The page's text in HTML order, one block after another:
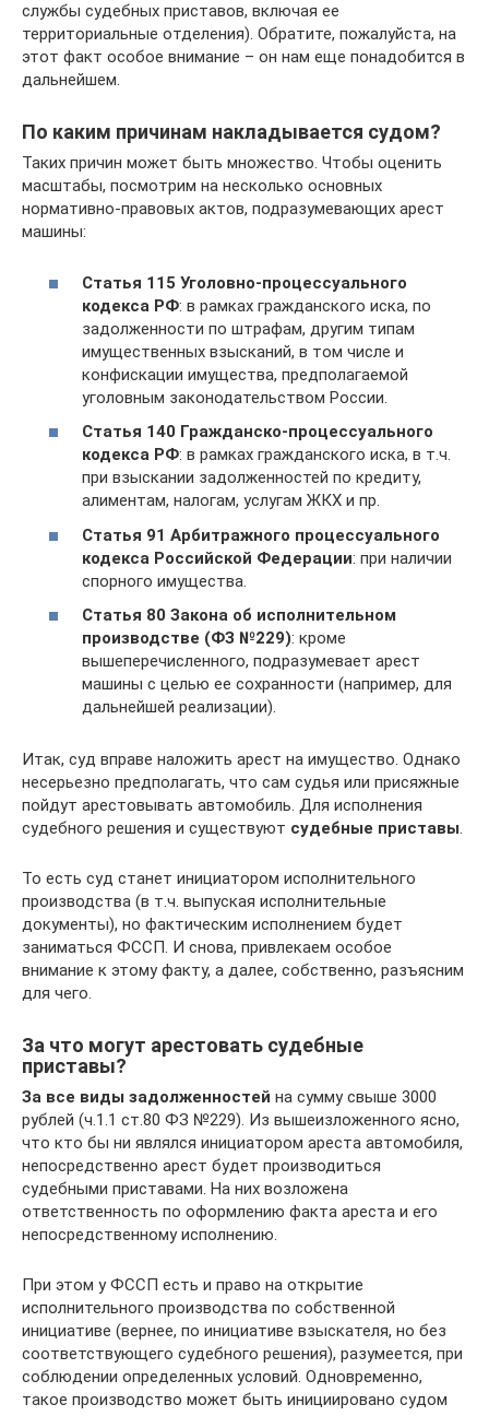
службы судебных приставов, включая ее
территориальные отделения). Обратите, пожалуйста, на
этот факт особое внимание – он нам еще понадобится в
дальнейшем.
По каким причинам накладывается судом?
Таких причин может быть множество. Чтобы оценить
масштабы, посмотрим на несколько основных
нормативно-правовых актов, подразумевающих арест
машины:
Статья 115 Уголовно-процессуального
кодекса РФ: в рамках гражданского иска, по
задолженности по штрафам, другим типам
имущественных взысканий, в том числе и
конфискации имущества, предполагаемой
уголовным законодательством России.
Статья 140 Гражданско-процессуального
кодекса РФ: в рамках гражданского иска, в т.ч.
при взыскании задолженностей по кредиту,
алиментам, налогам, услугам ЖКХ и пр.
Статья 91 Арбитражного процессуального
кодекса Российской Федерации: при наличии
спорного имущества.
Статья 80 Закона об исполнительном
производстве (ФЗ №229): кроме
вышеперечисленного, подразумевает арест
машины с целью ее сохранности (например, для
дальнейшей реализации).
Итак, суд вправе наложить арест на имущество. Однако
несерьезно предполагать, что сам судья или присяжные
пойдут арестовывать автомобиль. Для исполнения
судебного решения и существуют судебные приставы.
То есть суд станет инициатором исполнительного
производства (в т.ч. выпуская исполнительные
документы), но фактическим исполнением будет
заниматься ФССП. И снова, привлекаем особое
внимание к этому факту, а далее, собственно, разъясним
для чего.
За что могут арестовать судебные
приставы?
За все виды задолженностей на сумму свыше 3000
рублей (ч.1.1 ст.80 ФЗ №229). Из вышеизложенного ясно,
что кто бы ни являлся инициатором ареста автомобиля,
непосредственно арест будет производиться
судебными приставами. На них возложена
ответственность по оформлению факта ареста и его
непосредственному исполнению.
При этом у ФССП есть и право на открытие
исполнительного производства по собственной
инициативе (вернее, по инициативе взыскателя, но без
соответствующего судебного решения), разумеется, при
соблюдении определенных условий. Одновременно,
такое производство может быть инициировано судом